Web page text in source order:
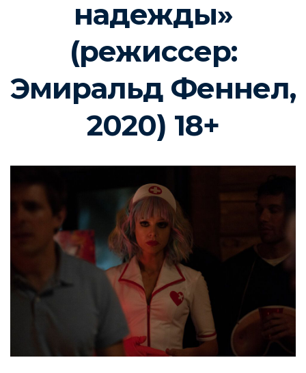
надежды»
(режиссер:
Эмиральд Феннел,
2020) 18+